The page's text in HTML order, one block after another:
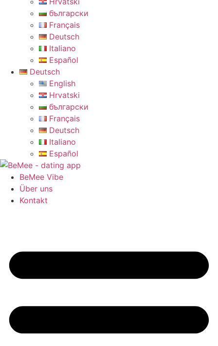
български
Français
Deutsch
Italiano
Español
Deutsch
English
Hrvatski
български
Français
Deutsch
Italiano
Español
BeMee Vibe
Über uns
Kontakt